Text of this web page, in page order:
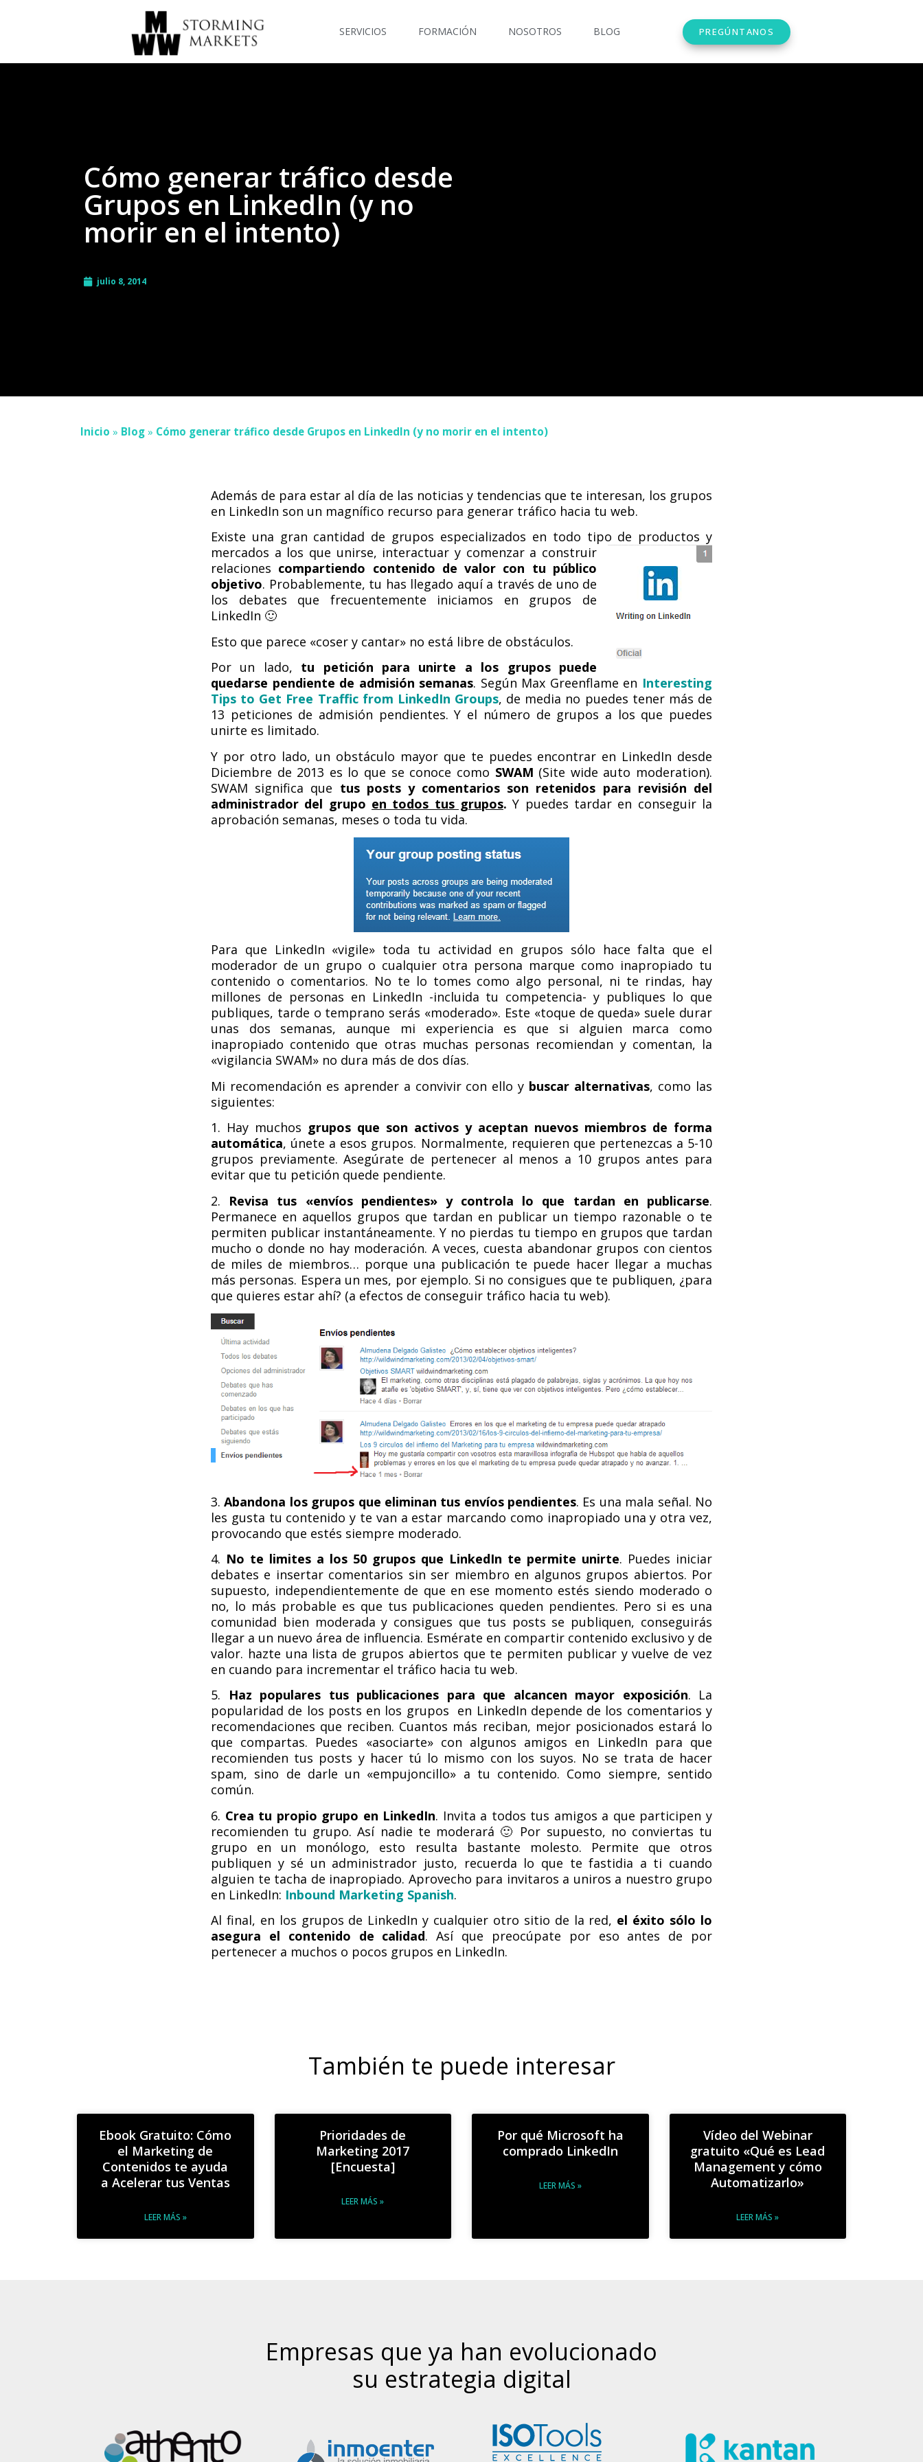
SERVICIOS FORMACIÓN NOSOTROS BLOG PREGÚNTANOS
Cómo generar tráfico desde
Grupos en LinkedIn (y no
morir en el intento)
julio 8, 2014
Inicio » Blog » Cómo generar tráfico desde Grupos en LinkedIn (y no morir en el intento)
Además de para estar al día de las noticias y tendencias que te interesan, los grupos
en LinkedIn son un magnífico recurso para generar tráfico hacia tu web.
Existe una gran cantidad de grupos especializados en todo tipo de productos y
mercados a los que unirse, interactuar y comenzar a construir
relaciones compartiendo contenido de valor con tu público
objetivo. Probablemente, tu has llegado aquí a través de uno de
los debates que frecuentemente iniciamos en grupos de
LinkedIn 🙂
Esto que parece «coser y cantar» no está libre de obstáculos.
Por un lado, tu petición para unirte a los grupos puede
quedarse pendiente de admisión semanas. Según Max Greenflame en Interesting
Tips to Get Free Traffic from LinkedIn Groups, de media no puedes tener más de
13 peticiones de admisión pendientes. Y el número de grupos a los que puedes
unirte es limitado.
Y por otro lado, un obstáculo mayor que te puedes encontrar en LinkedIn desde
Diciembre de 2013 es lo que se conoce como SWAM (Site wide auto moderation).
SWAM significa que tus posts y comentarios son retenidos para revisión del
administrador del grupo en todos tus grupos. Y puedes tardar en conseguir la
aprobación semanas, meses o toda tu vida.
Para que LinkedIn «vigile» toda tu actividad en grupos sólo hace falta que el
moderador de un grupo o cualquier otra persona marque como inapropiado tu
contenido o comentarios. No te lo tomes como algo personal, ni te rindas, hay
millones de personas en LinkedIn -incluida tu competencia- y publiques lo que
publiques, tarde o temprano serás «moderado». Este «toque de queda» suele durar
unas dos semanas, aunque mi experiencia es que si alguien marca como
inapropiado contenido que otras muchas personas recomiendan y comentan, la
«vigilancia SWAM» no dura más de dos días.
Mi recomendación es aprender a convivir con ello y buscar alternativas, como las
siguientes:
1. Hay muchos grupos que son activos y aceptan nuevos miembros de forma
automática, únete a esos grupos. Normalmente, requieren que pertenezcas a 5-10
grupos previamente. Asegúrate de pertenecer al menos a 10 grupos antes para
evitar que tu petición quede pendiente.
2. Revisa tus «envíos pendientes» y controla lo que tardan en publicarse.
Permanece en aquellos grupos que tardan en publicar un tiempo razonable o te
permiten publicar instantáneamente. Y no pierdas tu tiempo en grupos que tardan
mucho o donde no hay moderación. A veces, cuesta abandonar grupos con cientos
de miles de miembros… porque una publicación te puede hacer llegar a muchas
más personas. Espera un mes, por ejemplo. Si no consigues que te publiquen, ¿para
que quieres estar ahí? (a efectos de conseguir tráfico hacia tu web).
3.Abandona los grupos que eliminan tus envíos pendientes. Es una mala señal. No
les gusta tu contenido y te van a estar marcando como inapropiado una y otra vez,
provocando que estés siempre moderado.
4. No te limites a los 50 grupos que LinkedIn te permite unirte. Puedes iniciar
debates e insertar comentarios sin ser miembro en algunos grupos abiertos. Por
supuesto, independientemente de que en ese momento estés siendo moderado o
no, lo más probable es que tus publicaciones queden pendientes. Pero si es una
comunidad bien moderada y consigues que tus posts se publiquen, conseguirás
llegar a un nuevo área de influencia. Esmérate en compartir contenido exclusivo y de
valor. hazte una lista de grupos abiertos que te permiten publicar y vuelve de vez
en cuando para incrementar el tráfico hacia tu web.
5.
Haz populares tus publicaciones para que alcancen mayor exposición. La
popularidad de los posts en los grupos en LinkedIn depende de los comentarios y
recomendaciones que reciben. Cuantos más reciban, mejor posicionados estará lo
que compartas. Puedes «asociarte» con algunos amigos en LinkedIn para que
recomienden tus posts y hacer tú lo mismo con los suyos. No se trata de hacer
spam, sino de darle un «empujoncillo» a tu contenido. Como siempre, sentido
común.
6. Crea tu propio grupo en LinkedIn. Invita a todos tus amigos a que participen y
recomienden tu grupo. Así nadie te moderará 🙂 Por supuesto, no conviertas tu
grupo en un monólogo, esto resulta bastante molesto. Permite que otros
publiquen y sé un administrador justo, recuerda lo que te fastidia a ti cuando
alguien te tacha de inapropiado. Aprovecho para invitaros a uniros a nuestro grupo
en LinkedIn: Inbound Marketing Spanish.
Al final, en los grupos de LinkedIn y cualquier otro sitio de la red, el éxito sólo lo
asegura el contenido de calidad. Así que preocúpate por eso antes de por
pertenecer a muchos o pocos grupos en LinkedIn.
También te puede interesar
Ebook Gratuito: Cómo
el Marketing de
Contenidos te ayuda
a Acelerar tus Ventas
LEER MÁS »
Prioridades de
Marketing 2017
[Encuesta]
LEER MÁS »
Por qué Microsoft ha
comprado LinkedIn
LEER MÁS »
Vídeo del Webinar
gratuito «Qué es Lead
Management y cómo
Automatizarlo»
LEER MÁS »
Empresas que ya han evolucionado
su estrategia digital